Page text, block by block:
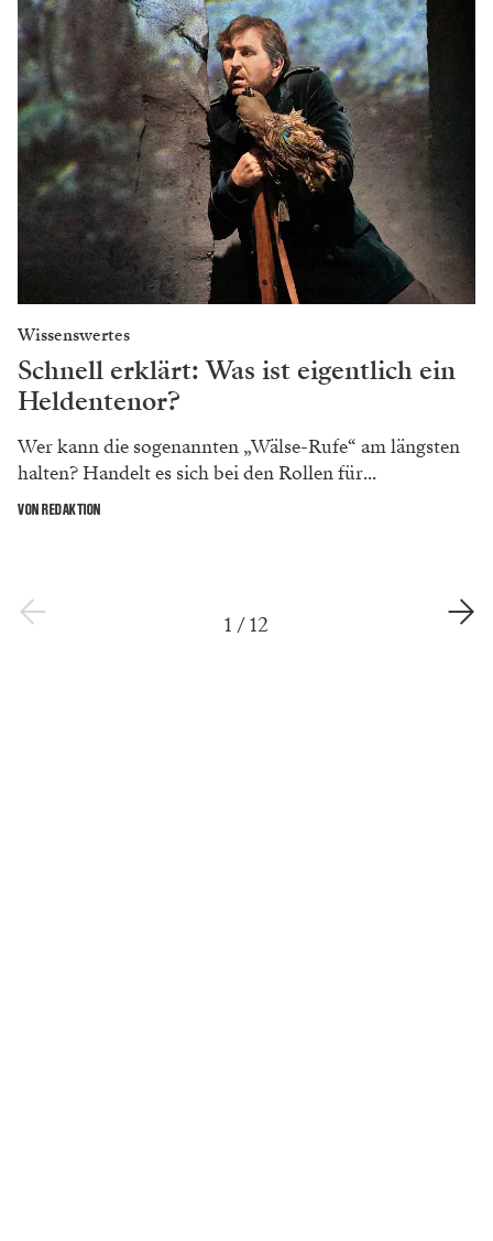
Wissenswertes
Schnell erklärt: Was ist eigentlich ein
Heldentenor?
Wer kann die sogenannten „Wälse-Rufe“ am längsten
halten? Handelt es sich bei den Rollen für...
VON REDAKTION
1 /12